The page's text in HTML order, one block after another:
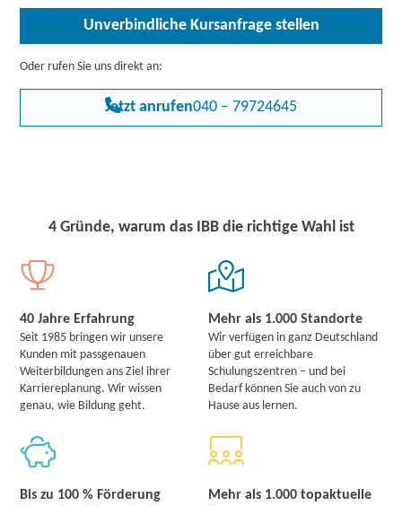
Ihrem Heimatland beruflich profitieren. Der kaufmännische
Bereich bietet dauerhaft vielfältige Beschäftigungsmöglichkeiten.
Nach Abschluss dieser Weiterbildung haben Sie daher gute
Chancen, in Deutschland rasch Arbeit in diesem Bereich zu finden.
Unverbindliche Kursanfrage stellen
Oder rufen Sie uns direkt an:
Jetzt anrufen040 – 79724645
4 Gründe, warum das IBB die richtige Wahl ist
40 Jahre Erfahrung
Seit 1985 bringen wir unsere
Kunden mit passgenauen
Weiterbildungen ans Ziel ihrer
Karriereplanung. Wir wissen
genau, wie Bildung geht.
Mehr als 1.000 Standorte
Wir verfügen in ganz Deutschland
über gut erreichbare
Schulungszentren – und bei
Bedarf können Sie auch von zu
Hause aus lernen.
Bis zu 100 % Förderung
Mehr als 1.000 topaktuelle